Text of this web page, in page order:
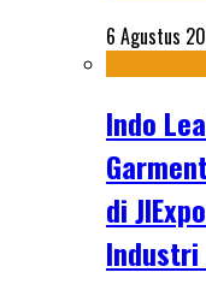
6 Agustus
Indo
di